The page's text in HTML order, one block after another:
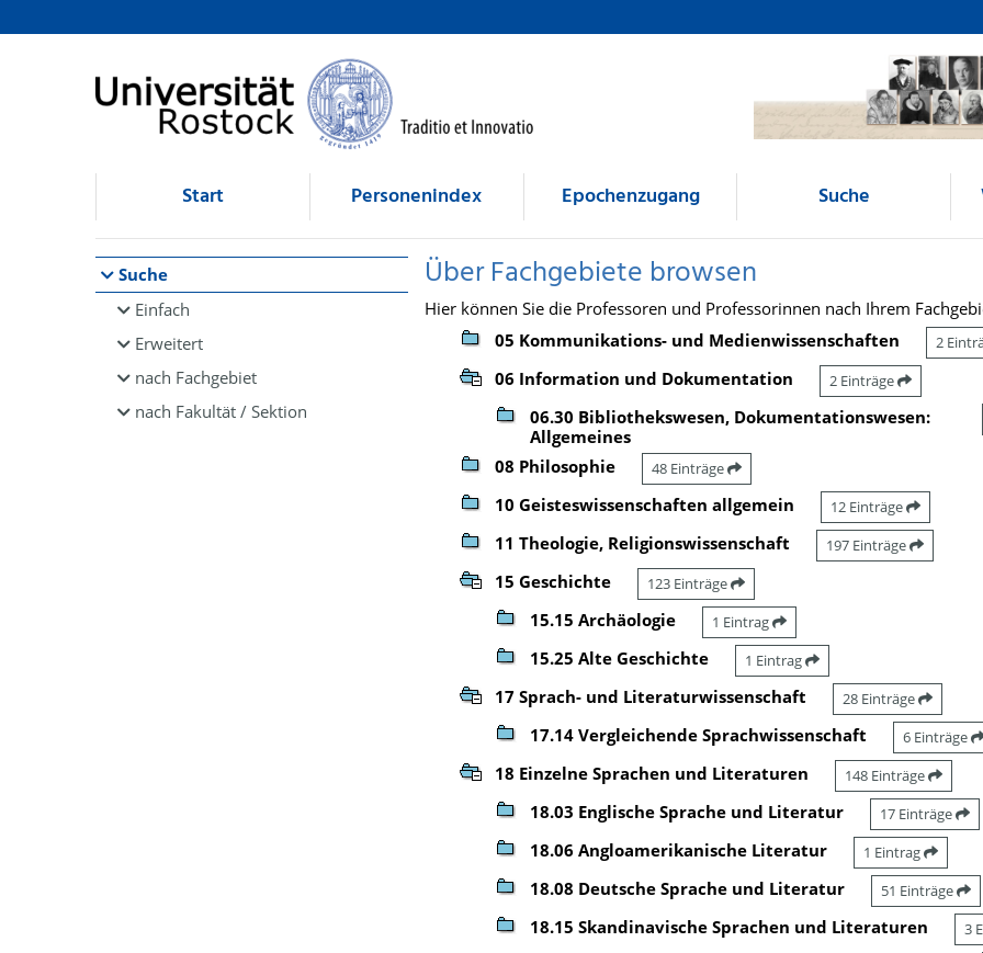
Browsen
direkt zum Inhalt
Start Personenindex Epochenzugang Suche
Suche
Einfach
Erweitert
nach Fachgebiet
nach Fakultät / Sektion
Über Fachgebiete browsen
Hier können Sie die Professoren und Professorinnen nach Ihrem
05 Kommunikations- und Medienwissenschaften
2
06 Information und Dokumentation 2 Einträge
06.30 Bibliothekswesen, Dokumentationswesen:
Allgemeines
08 Philosophie 48 Einträge
10 Geisteswissenschaften allgemein 12 Einträge
11 Theologie, Religionswissenschaft 197 Einträge
15 Geschichte 123 Einträge
15.15 Archäologie 1 Eintrag
15.25 Alte Geschichte 1 Eintrag
17 Sprach- und Literaturwissenschaft 28 Einträge
17.14 Vergleichende Sprachwissenschaft 6 Einträge
18 Einzelne Sprachen und Literaturen 148 Einträge
18.03 Englische Sprache und Literatur 17 Einträge
18.06 Angloamerikanische Literatur 1 Eintrag
18.08 Deutsche Sprache und Literatur 51 Einträge
18.15 Skandinavische Sprachen und Literaturen 3